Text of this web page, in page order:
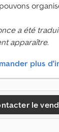
a été
apparaître.
plus
le